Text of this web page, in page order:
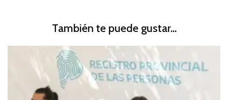
También te puede gustar...